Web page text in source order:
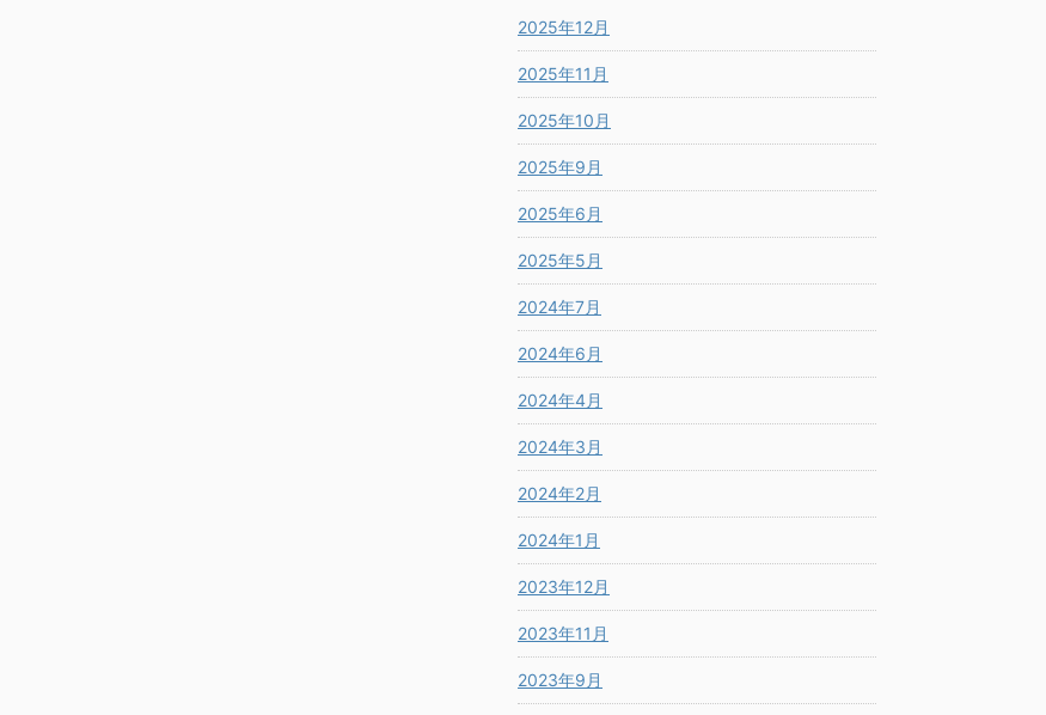
2025年12月
2025年11月
2025年10月
2025年9月
2025年6月
2025年5月
2024年7月
2024年6月
2024年4月
2024年3月
2024年2月
2024年1月
2023年12月
2023年11月
2023年9月